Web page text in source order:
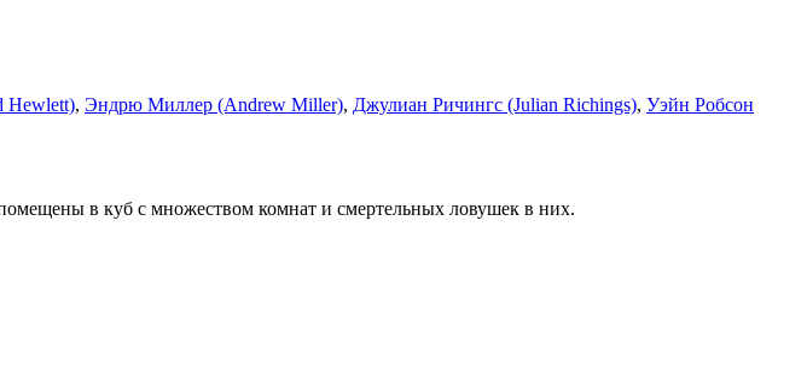
Hewlett), Эндрю Миллер (Andrew Miller), Джулиан Ричингс (Julian Richings), Уэйн Робсон
в куб с множеством комнат и смертельных ловушек в них.